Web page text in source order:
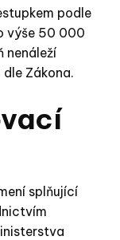
podle
výše 50 000
nenáleží
Zákona.
splňující